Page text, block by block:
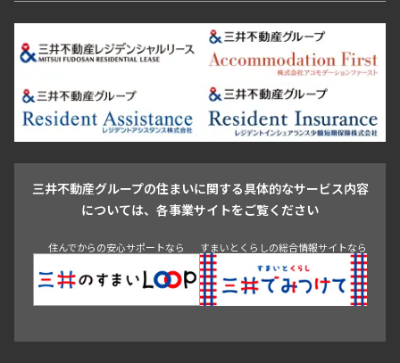
市ヶ谷・神楽坂・飯田橋
三田・芝・浜松町
芝浦・汐留・品川
月島・勝どき・豊洲
本郷・春日・小石川
目白・高田馬場・早稲田
池尻大橋・三軒茶屋
祐天寺・学芸大学・自由が丘
駒沢・用賀・二子玉川
成城・砧
池袋・板橋・王子
青山 渋谷 東京・大手町 新宿 品川
目黒・中目黒
江東区 台東区 墨田区
中野区
豊島区
杉並区 板橋区 練馬区 荒川区
足立区
葛飾区
江戸川区
三井不動産グループの住まいに関する具体的なサービス内容
については、各事業サイトをご覧ください
住んでからの安心サポートなら すまいとくらしの総合情報サイトなら